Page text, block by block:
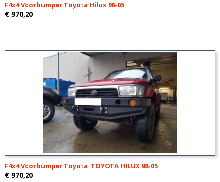
F4x4 Voorbumper Toyota Hilux 98-05
€ 970,20
F4x4 Voorbumper Toyota TOYOTA HILUX 98-05
€ 970,20